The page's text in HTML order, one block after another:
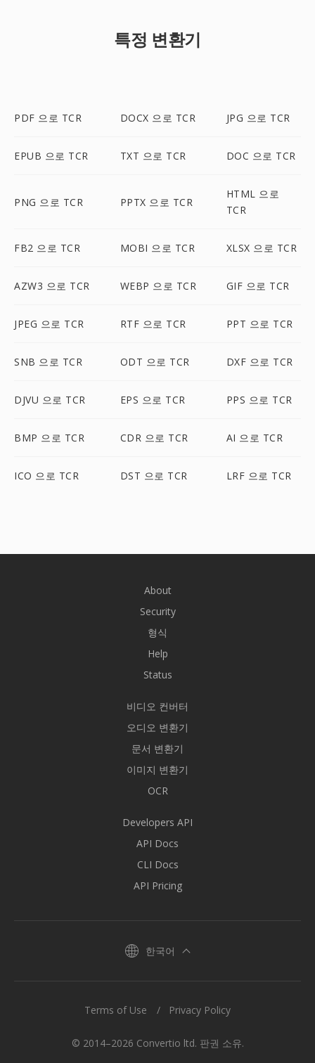
특정 변환기
PDF 으로 TCR DOCX 으로 TCR JPG 으로 TCR
EPUB 으로 TCR TXT 으로 TCR DOC 으로 TCR
PNG 으로 TCR PPTX 으로 TCR
HTML 으로
TCR
FB2 으로 TCR MOBI 으로 TCR XLSX 으로 TCR
AZW3 으로 TCR WEBP 으로 TCR GIF 으로 TCR
JPEG 으로 TCR RTF 으로 TCR PPT 으로 TCR
SNB 으로 TCR ODT 으로 TCR DXF 으로 TCR
DJVU 으로 TCR EPS 으로 TCR PPS 으로 TCR
BMP 으로 TCR CDR 으로 TCR AI 으로 TCR
ICO 으로 TCR DST 으로 TCR LRF 으로 TCR
About
Security
형식
Help
Status
비디오 컨버터
오디오 변환기
문서 변환기
이미지 변환기
OCR
Developers API
API Docs
CLI Docs
API Pricing
한국어
© 2014–2026 Convertio ltd. 판권 소유.
Terms of Use Privacy Policy